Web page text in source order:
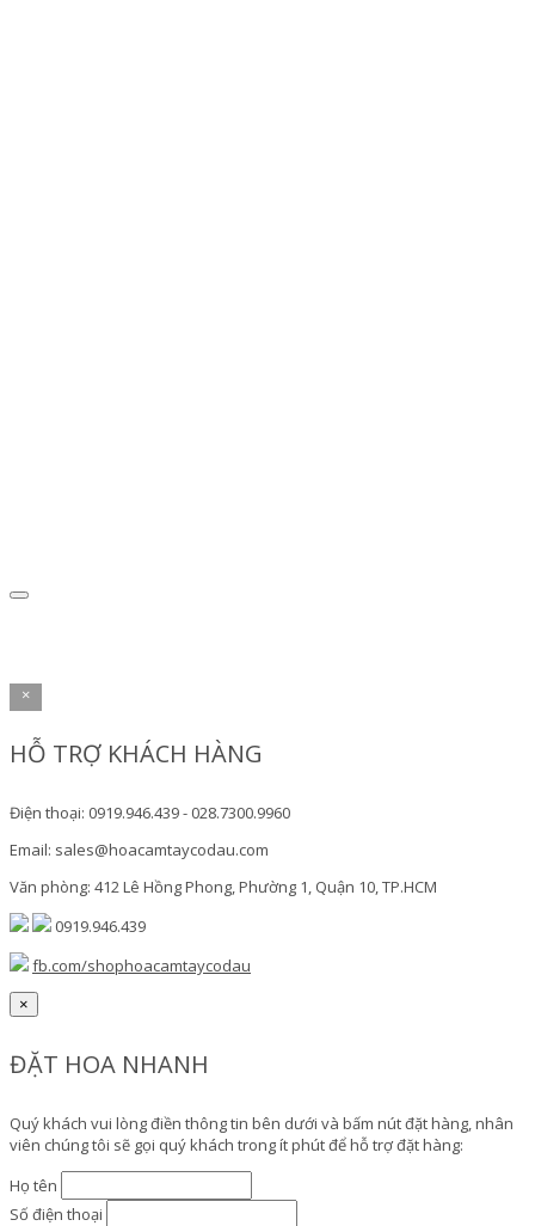
×
HỖ TRỢ KHÁCH HÀNG
Điện thoại: 0919.946.439 - 028.7300.9960
Email: sales@hoacamtaycodau.com
Văn phòng: 412 Lê Hồng Phong, Phường 1, Quận 10, TP.HCM
0919.946.439
fb.com/shophoacamtaycodau
×
ĐẶT HOA NHANH
Quý khách vui lòng điền thông tin bên dưới và bấm nút đặt hàng, nhân
viên chúng tôi sẽ gọi quý khách trong ít phút để hỗ trợ đặt hàng:
Họ tên
Số điện thoại